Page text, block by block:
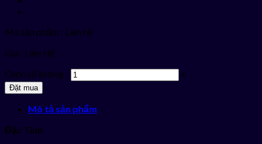
Mã sản phẩm : Liên hệ
Giá : Liên Hệ
Chọn số lượng - +
Đặt mua
Mô tả sản phẩm
Đặc Tính